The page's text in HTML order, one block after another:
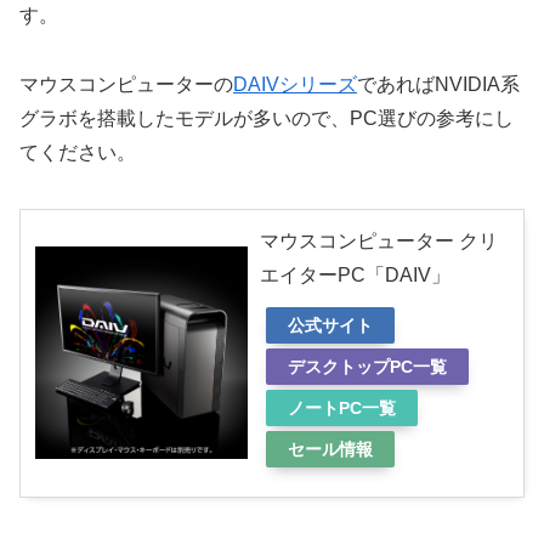
す。
マウスコンピューターのDAIVシリーズであればNVIDIA系
グラボを搭載したモデルが多いので、PC選びの参考にし
てください。
マウスコンピューター クリ
エイターPC「DAIV」
公式サイト
デスクトップPC一覧
ノートPC一覧
セール情報